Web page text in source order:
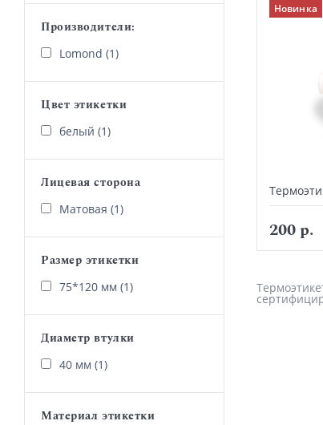
Производители:
Lomond (1)
Цвет этикетки
белый (1)
Лицевая сторона
Матовая (1)
Размер этикетки
75*120 мм (1)
Диаметр втулки
40 мм (1)
Материал этикетки
Новинка
200 р.